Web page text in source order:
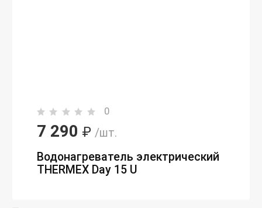
0
7 290 ₽ /шт.
Водонагреватель электрический
THERMEX Day 15 U